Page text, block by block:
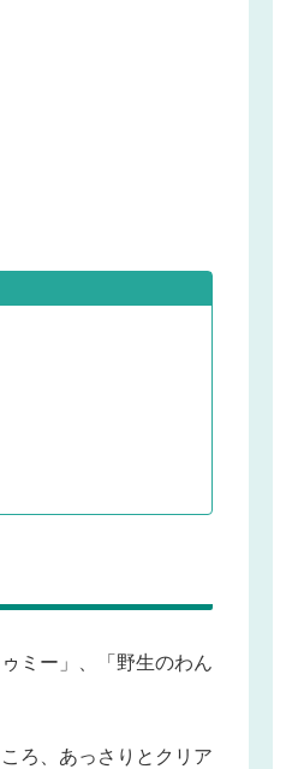
ミー」、「野生のわん
ろ、あっさりとクリア